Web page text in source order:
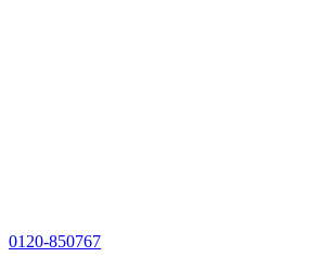
0120-850767